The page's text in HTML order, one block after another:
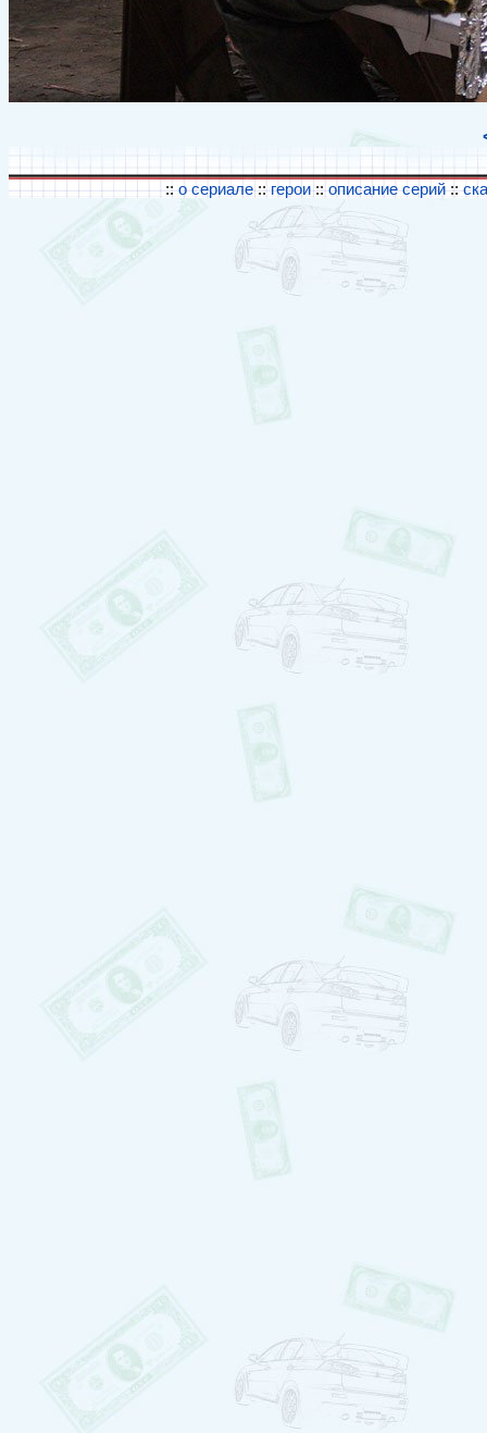
:: о сериале:: герои::описание серий ::